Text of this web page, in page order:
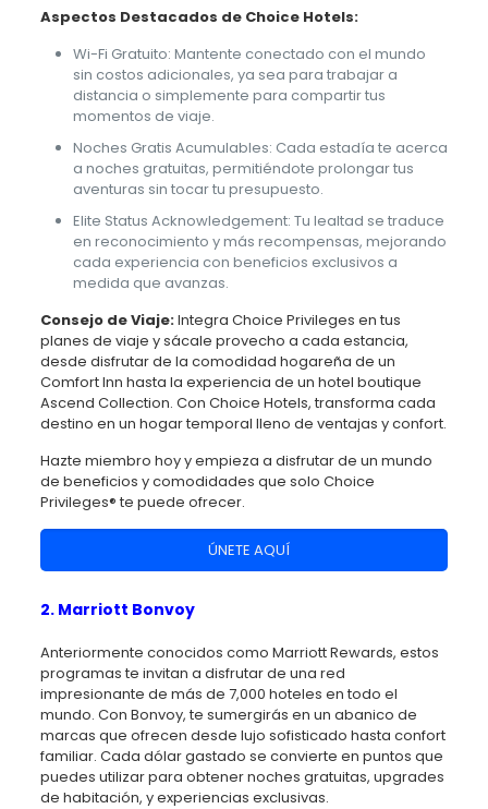
Aspectos Destacados de Choice Hotels:
Wi-Fi Gratuito: Mantente conectado con el mundo
sin costos adicionales, ya sea para trabajar a
distancia o simplemente para compartir tus
momentos de viaje.
Noches Gratis Acumulables: Cada estadía te acerca
a noches gratuitas, permitiéndote prolongar tus
aventuras sin tocar tu presupuesto.
Elite Status Acknowledgement: Tu lealtad se traduce
en reconocimiento y más recompensas, mejorando
cada experiencia con beneficios exclusivos a
medida que avanzas.
Consejo de Viaje:Integra Choice Privileges en tus
planes de viaje y sácale provecho a cada estancia,
desde disfrutar de la comodidad hogareña de un
Comfort Inn hasta la experiencia de un hotel boutique
Ascend Collection. Con Choice Hotels, transforma cada
destino en un hogar temporal lleno de ventajas y confort.
Hazte miembro hoy y empieza a disfrutar de un mundo
de beneficios y comodidades que solo Choice
Privileges® te puede ofrecer.
ÚNETE AQUÍ
2. Marriott Bonvoy
Anteriormente conocidos como Marriott Rewards, estos
programas te invitan a disfrutar de una red
impresionante de más de 7,000 hoteles en todo el
mundo. Con Bonvoy, te sumergirás en un abanico de
marcas que ofrecen desde lujo sofisticado hasta confort
familiar. Cada dólar gastado se convierte en puntos que
puedes utilizar para obtener noches gratuitas, upgrades
de habitación, y experiencias exclusivas.